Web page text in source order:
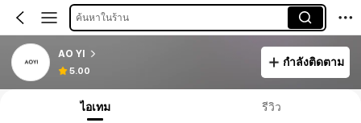
ค้นหาในร้าน
AO YI
5.00
กำลังติดตาม
ไอเทม รีวิว